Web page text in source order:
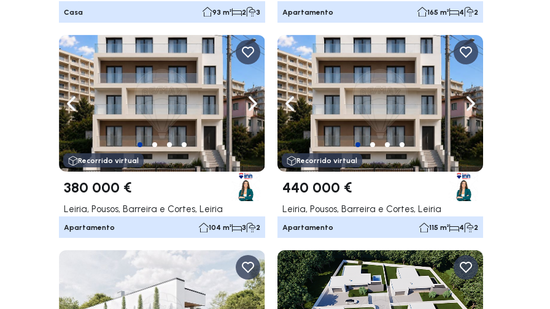
Casa 93 m² 2 3 Apartamento 165 m² 4 2
Navega a la izquierda Navegar a la derecha
Recorrido virtual
380 000 €
Leiria, Pousos, Barreira e Cortes, Leiria
Apartamento 104 m² 3 2
Navega a la izquierda Navegar a la
Recorrido virtual
440 000 €
Leiria, Pousos, Barreira e Cortes, Leiria
Apartamento 115 m² 4 2